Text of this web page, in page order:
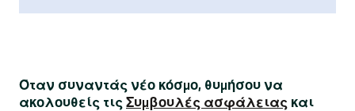
Όταν συναντάς νέο κόσμο, θυμήσου να
ακολουθείς τις Συμβουλές ασφάλειας και